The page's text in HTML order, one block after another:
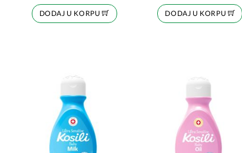
DODAJ U KORPU DODAJ U KORPU